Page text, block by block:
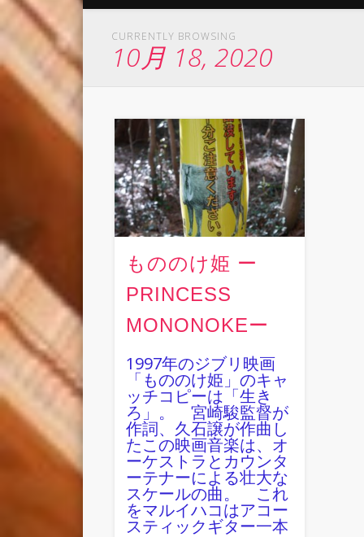
CURRENTLY BROWSING
10月 18, 2020
もののけ姫 ー
PRINCESS
MONONOKEー
1997年のジブリ映画
「もののけ姫」のキャ
ッチコピーは「生き
ろ」。 宮崎駿監督が
作詞、久石譲が作曲し
たこの映画音楽は、オ
ーケストラとカウンタ
ーテナーによる壮大な
スケールの曲。 これ
をマルイハコはアコー
スティックギター一本